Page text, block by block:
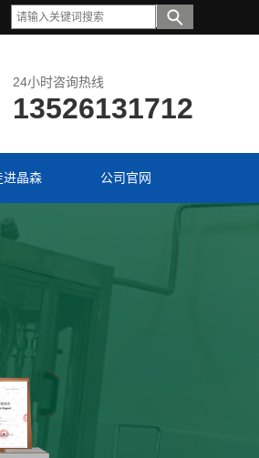
24小时咨询热线
13526131712
进晶森 公司官网